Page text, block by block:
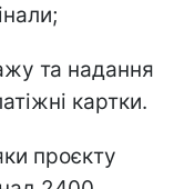
та надання
картки.
проєкту